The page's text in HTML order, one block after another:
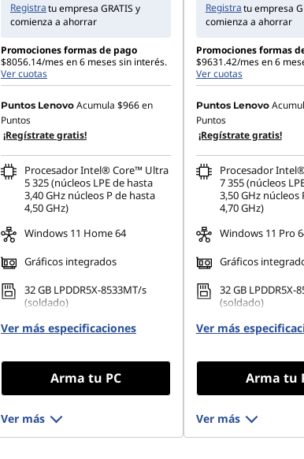
Registratu empresa GRATIS y
comienza a ahorrar
Promociones formas de pago
$8056.14/mes en 6 meses sin interés.
Ver cuotas
Puntos Lenovo Acumula $966en
Puntos
¡Regístrate gratis!
Procesador Intel® Core™ Ultra
5 325 (núcleos LPE de hasta
3,40 GHz núcleos P de hasta
4,50 GHz)
Windows 11 Home 64
Gráficos integrados
32 GB LPDDR5X-8533MT/s
(soldado)
256 GB SSD M.2 2280 PCIe
Gen4 TLC Opal
Ver más especificaciones
Arma tu PC
Ver más
Registratu empresa
comienza a ahorrar
Promociones formas
$9631.42/mes en 6
Ver cuotas
Puntos Lenovo
Puntos
¡Regístrate gratis!
Procesador
7 355 (núcleos
3,50 GHz núcleos
4,70 GHz)
Windows 11 Pro
Gráficos
32 GB LPDDR5X-
(soldado)
1 TB SSD M.2 2280
TLC Opal
Ver más
Arma tu
Ver más